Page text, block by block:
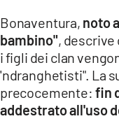
Bonaventura, noto
bambino", descrive
i figli dei clan
'ndranghetisti". La
precocemente: fin
addestrato all'uso